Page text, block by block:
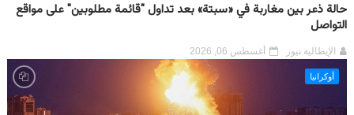
حالة ذعر بين مغاربة في «سبتة» بعد تداول "قائمة مطلوبين" على مواقع
التواصل
الإيطالية نيوز أغسطس 06, 2026
أوكرانيا